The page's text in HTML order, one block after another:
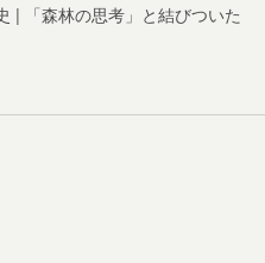
| 「森林の思考」と結びついた